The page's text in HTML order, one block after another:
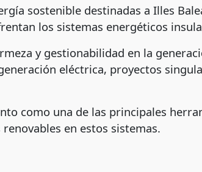
sostenible destinadas a Illes
los sistemas energéticos
y gestionabilidad en la
eléctrica, proyectos
como una de las principales
en estos sistemas.